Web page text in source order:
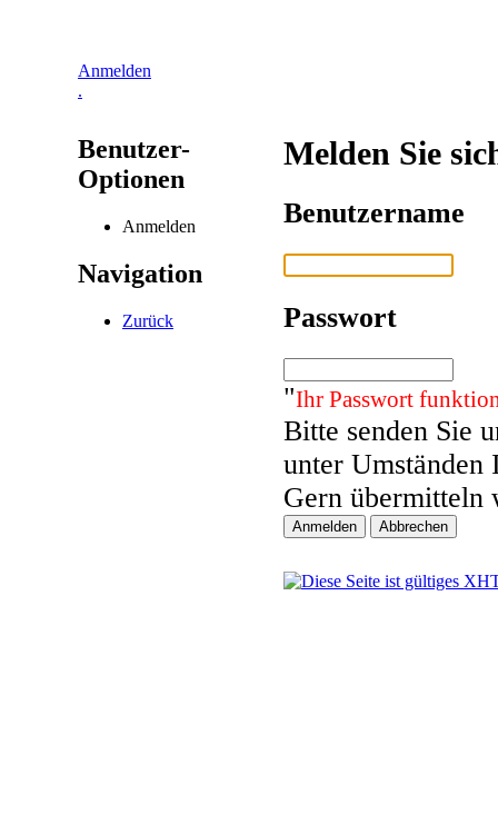
Anmelden
.
Benutzer-
Optionen
Anmelden
Navigation
Zurück
Melden Sie
Benutzername
Passwort
"Ihr Passwort
Bitte senden Sie
unter Umständen
Gern übermitteln